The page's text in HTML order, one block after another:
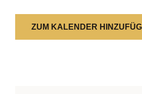
VERANSTALTUNGEN
ZUM KALENDER